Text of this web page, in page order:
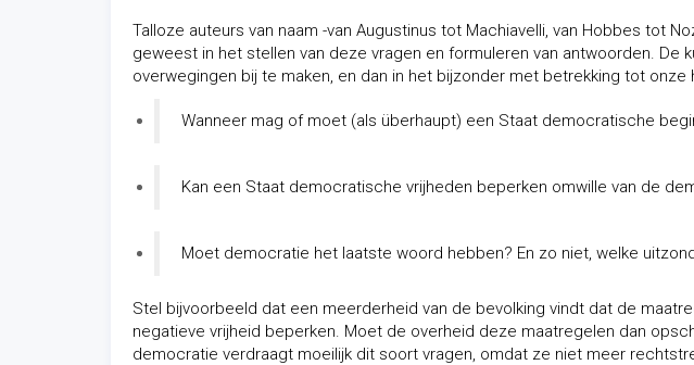
Talloze auteurs van naam -van Augustinus tot Machiavelli, van Hobbes tot
geweest in het stellen van deze vragen en formuleren van antwoorden. De
overwegingen bij te maken, en dan in het bijzonder met betrekking tot onze
Wanneer mag of moet (als überhaupt) een Staat democratische
Kan een Staat democratische vrijheden beperken omwille van de
Moet democratie het laatste woord hebben? En zo niet, welke
Stel bijvoorbeeld dat een meerderheid van de bevolking vindt dat de
negatieve vrijheid beperken. Moet de overheid deze maatregelen dan
democratie verdraagt moeilijk dit soort vragen, omdat ze niet meer